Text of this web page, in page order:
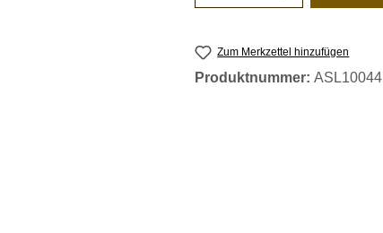
Zum Merkzettel hinzufügen
Produktnummer:ASL10044